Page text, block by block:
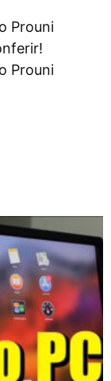
Prouni
Prouni